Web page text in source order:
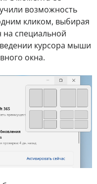
возможность
кликом, выбирая
специальной
курсора мыши
окна.